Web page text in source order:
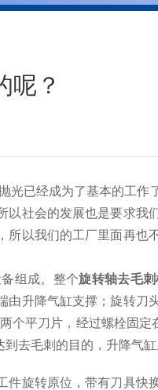
呢？
光已经成为了基本的工
社会的发展也是要求
以我们的工厂里面再
组成。整个旋转轴去毛
升降气缸支撑；旋转
平刀片，经过螺栓固
去毛刺的目的，升降气缸
转原位，带有刀具快